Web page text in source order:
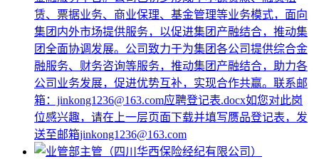
赁、票据业务、商业保理、基金管理等业务模式，面向
集团内外市场提供服务，以促进集团产融结合，推动集
团全面协调发展。公司致力于为集团各公司提供综合金
融服务、财务咨询等服务，推动集团产融结合，助力各
公司业务发展，促进优势互补，实现合作共赢。联系邮
箱：jinkong1236@163.com应聘登记表.docx如您对此岗
位感兴趣，请在上一层页面下载并填写赝品登记表，发
送至邮箱jinkong1236@163.com